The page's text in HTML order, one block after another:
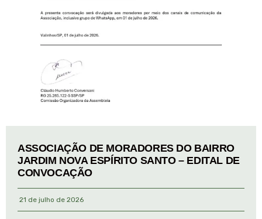
ASSOCIAÇÃO DE MORADORES DO BAIRRO
JARDIM NOVA ESPÍRITO SANTO – EDITAL DE
CONVOCAÇÃO
21 de julho de 2026